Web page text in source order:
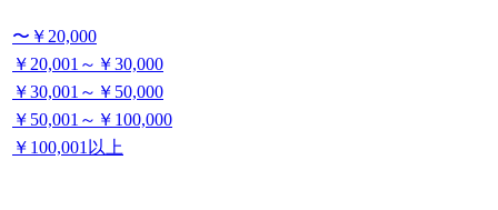
〜￥20,000
￥20,001～￥30,000
￥30,001～￥50,000
￥50,001～￥100,000
￥100,001以上